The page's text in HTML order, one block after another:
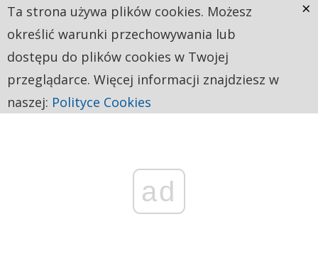
ad
Ta strona używa plików cookies. Możesz
określić warunki przechowywania lub
dostępu do plików cookies w Twojej
przeglądarce. Więcej informacji znajdziesz w
naszej: Polityce Cookies
×